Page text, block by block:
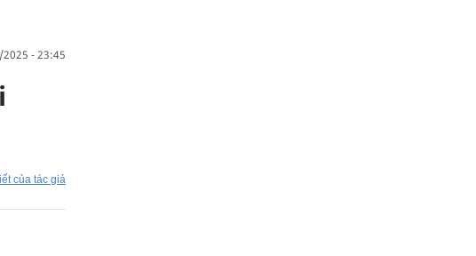
2025 - 23:45
của tác giả